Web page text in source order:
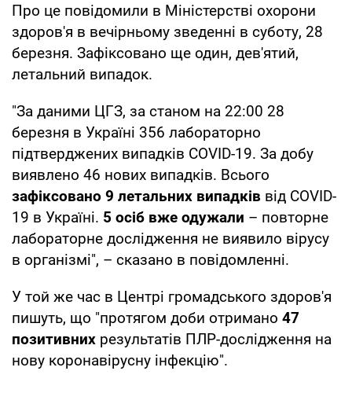
Про це повідомили в Міністерстві охорони
здоров'я в вечірньому зведенні в суботу, 28
березня. Зафіксовано ще один, дев'ятий,
летальний випадок.
"За даними ЦГЗ, за станом на 22:00 28
березня в Україні 356 лабораторно
підтверджених випадків COVID-19. За добу
виявлено 46 нових випадків. Всього
зафіксовано 9 летальних випадків від COVID-
19 в Україні. 5 осіб вже одужали – повторне
лабораторне дослідження не виявило вірусу
в організмі", – сказано в повідомленні.
У той же час в Центрі громадського здоров'я
пишуть, що "протягом доби отримано 47
позитивних результатів ПЛР-дослідження на
нову коронавірусну інфекцію".